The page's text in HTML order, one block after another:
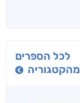
לכל הספרים
מהקטגוריה